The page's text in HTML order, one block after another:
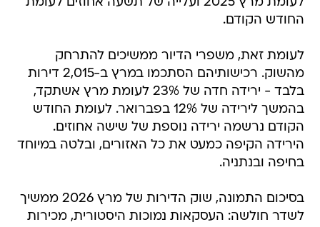
החודש הקודם.
לעומת זאת, משפרי הדיור ממשיכים להתרחק
מהשוק. רכישותיהם הסתכמו במרץ ב-2,015 דירות
בלבד - ירידה חדה של 23% לעומת מרץ אשתקד,
בהמשך לירידה של 12% בפברואר. לעומת החודש
הקודם נרשמה ירידה נוספת של שישה אחוזים.
הירידה הקיפה כמעט את כל האזורים, ובלטה במיוחד
בחיפה ובנתניה.
בסיכום התמונה, שוק הדירות של מרץ 2026 ממשיך
לשדר חולשה: העסקאות נמוכות היסטורית, מכירות